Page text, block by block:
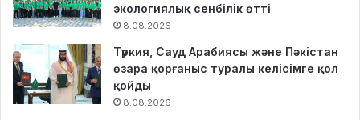
экологиялық сенбілік өтті
8.08.2026
Түркия, Сауд Арабиясы және Пәкістан
өзара қорғаныс туралы келісімге қол
қойды
8.08.2026